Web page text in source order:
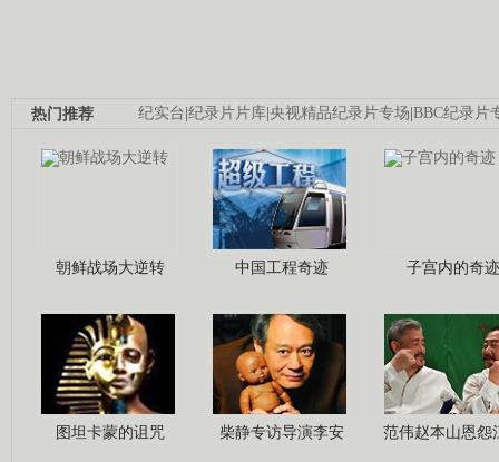
纪实台|纪录片片库|央视精品纪录片专场|BBC纪录片
热门推荐
朝鲜战场大逆转 中国工程奇迹 子宫内的奇迹
图坦卡蒙的诅咒 柴静专访导演李安 范伟赵本山恩怨